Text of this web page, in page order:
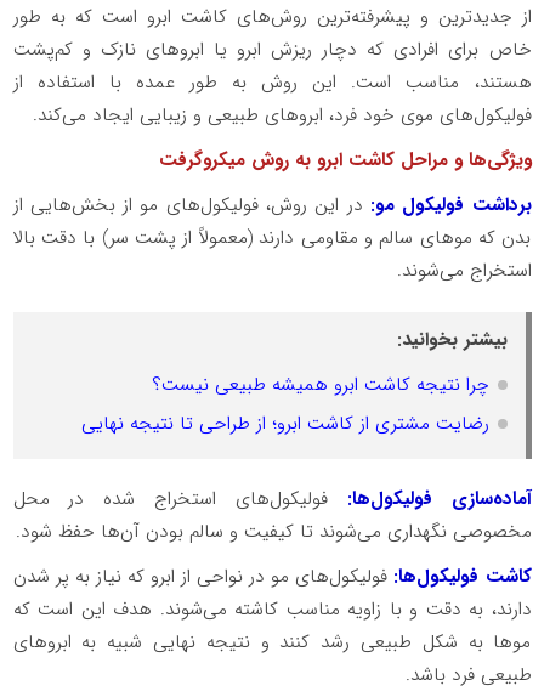
از جدیدترین و پیشرفته‌ترین روش‌های کاشت ابرو است که به طور
خاص برای افرادی که دچار ریزش ابرو یا ابروهای نازک و کم‌پشت
هستند، مناسب است. این روش به طور عمده با استفاده از
فولیکول‌های موی خود فرد، ابروهای طبیعی و زیبایی ایجاد می‌کند.
ویژگی‌ها و مراحل کاشت ابرو به روش میکروگرفت
برداشت فولیکول مو: در این روش، فولیکول‌های مو از بخش‌هایی از
بدن که موهای سالم و مقاومی دارند (معمولاً از پشت سر) با دقت بالا
استخراج می‌شوند.
بیشتر بخوانید:
چرا نتیجه کاشت ابرو همیشه طبیعی نیست؟
رضایت مشتری از کاشت ابرو؛ از طراحی تا نتیجه نهایی
آماده‌سازی فولیکول‌ها: فولیکول‌های استخراج شده در محل
مخصوصی نگهداری می‌شوند تا کیفیت و سالم بودن آن‌ها حفظ شود.
کاشت فولیکول‌ها: فولیکول‌های مو در نواحی از ابرو که نیاز به پر شدن
دارند، به دقت و با زاویه مناسب کاشته می‌شوند. هدف این است که
موها به شکل طبیعی رشد کنند و نتیجه نهایی شبیه به ابروهای
طبیعی فرد باشد.